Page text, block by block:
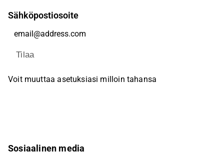
Sähköpostiosoite
Tilaa
Voit muuttaa asetuksiasi milloin tahansa
Sosiaalinen media